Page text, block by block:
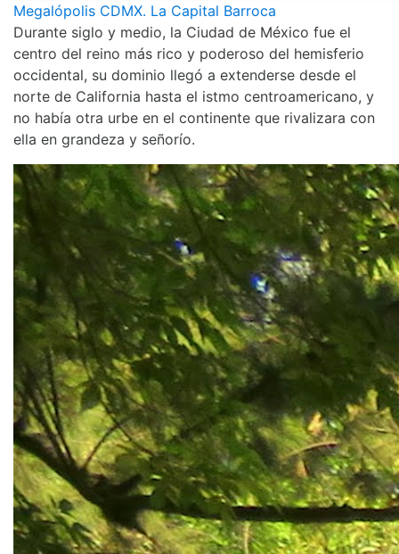
Megalópolis CDMX. La Capital Barroca
Durante siglo y medio, la Ciudad de México fue el
centro del reino más rico y poderoso del hemisferio
occidental, su dominio llegó a extenderse desde el
norte de California hasta el istmo centroamericano, y
no había otra urbe en el continente que rivalizara con
ella en grandeza y señorío.